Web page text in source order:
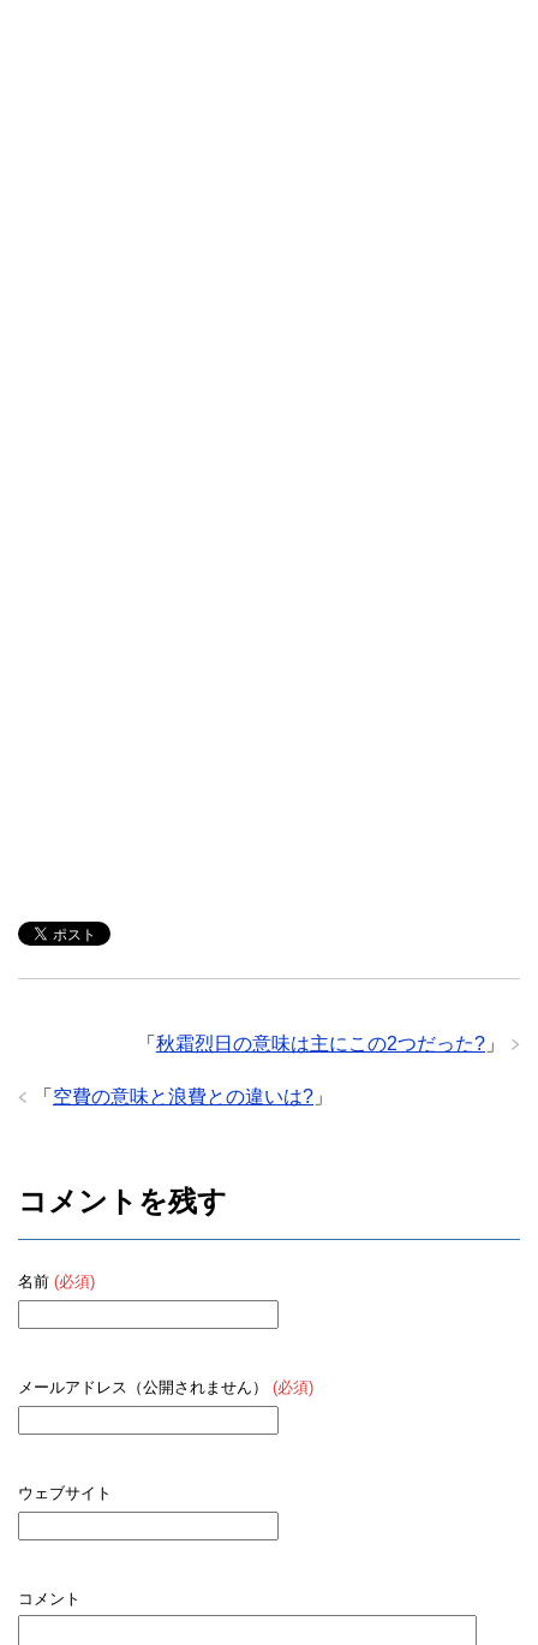
「 秋霜烈日の意味は主にこの2つだった? 」
「 空費の意味と浪費との違いは? 」
コメントを残す
名前 (必須)
メールアドレス（公開されません） (必須)
ウェブサイト
コメント